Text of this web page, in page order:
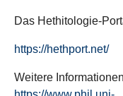
Das Hethitologie-
https://hethport.net/
Weitere